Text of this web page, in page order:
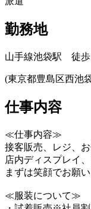
勤務地
山手線池袋駅 徒歩
(東京都豊島区西池
仕事内容
≪仕事内容≫
接客販売、レジ、
店内ディスプレイ
まずは笑顔でお願
≪服装について≫